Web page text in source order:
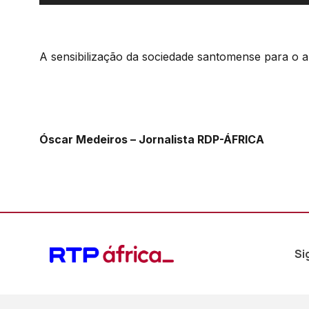
de
A sensibilização da sociedade santomense para o
Óscar Medeiros – Jornalista RDP-ÁFRICA